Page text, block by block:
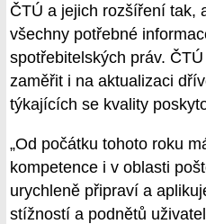
ČTÚ a jejich rozšíření tak,
všechny potřebné
spotřebitelských práv.
zaměřit i na aktualizaci
týkajících se kvality
„Od počátku tohoto roku
kompetence i v oblasti
urychleně připraví a
stížností a podnětů